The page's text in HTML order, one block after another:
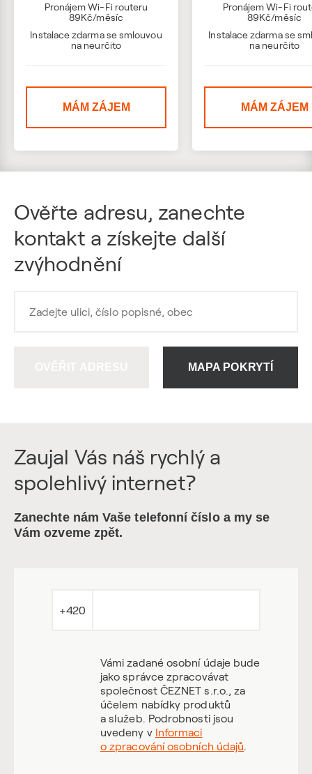
Pronájem Wi-Fi routeru
89Kč/měsíc
Instalace zdarma se smlouvou
na neurčito
MÁM ZÁJEM
Pronájem Wi-Fi
89Kč/měsíc
Instalace zdarma se
na neurčito
MÁM ZÁJEM
Ověřte adresu, zanechte
kontakt a získejte další
zvýhodnění
MAPA POKRYTÍ
Zaujal Vás náš rychlý a
spolehlivý internet?
Zanechte nám Vaše telefonní číslo a my se
Vám ozveme zpět.
+420
Vámi zadané osobní údaje bude
jako správce zpracovávat
společnost ČEZNET s.r.o., za
účelem nabídky produktů
a služeb. Podrobnosti jsou
uvedeny v Informaci
o zpracování osobních údajů.